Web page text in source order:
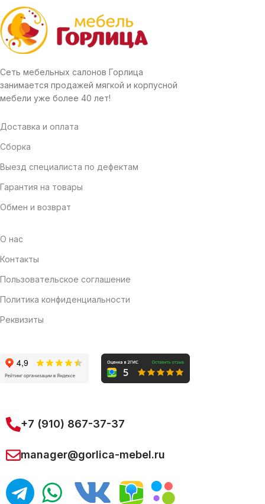
Сеть мебельных салонов Горлица
занимается продажей мягкой и корпусной
мебели уже более 40 лет!
Доставка и оплата
Сборка
Выезд специалиста по дефектам
Гарантия на товары
Обмен и возврат
О нас
Контакты
Пользовательское соглашение
Политика конфиденциальности
Реквизиты
+7 (910) 867-37-37
manager@gorlica-mebel.ru